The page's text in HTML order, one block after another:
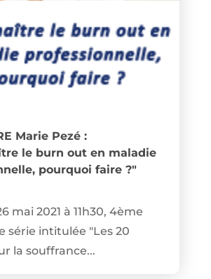
Marie Pezé :
le burn out en maladie
pourquoi faire ?"
mai 2021 à 11h30, 4ème
série intitulée "Les 20
la souffrance...